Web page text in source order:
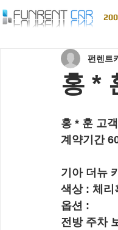
홍 *
펀렌트
홍 * 훈 고
계약기간
기아 더뉴
색상 : 체리
옵션 :
전방 주차